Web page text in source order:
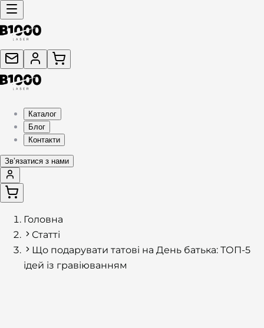
Каталог
Блог
Контакти
Звʼязатися з нами
Головна
Статті
Що подарувати татові на День батька: ТОП-5
ідей із гравіюванням